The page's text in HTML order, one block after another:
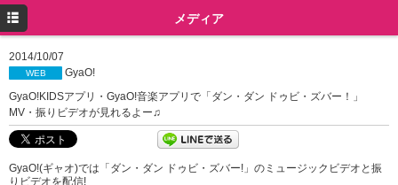
メディア
2014/10/07
WEB
GyaO!
GyaO!KIDSアプリ・GyaO!音楽アプリで「ダン・ダン ドゥビ・ズバー！」
MV・振りビデオが見れるよー♫
GyaO!(ギャオ)では「ダン・ダン ドゥビ・ズバー!」のミュージックビデオと振
りビデオを配信!
プロフィール
メディア